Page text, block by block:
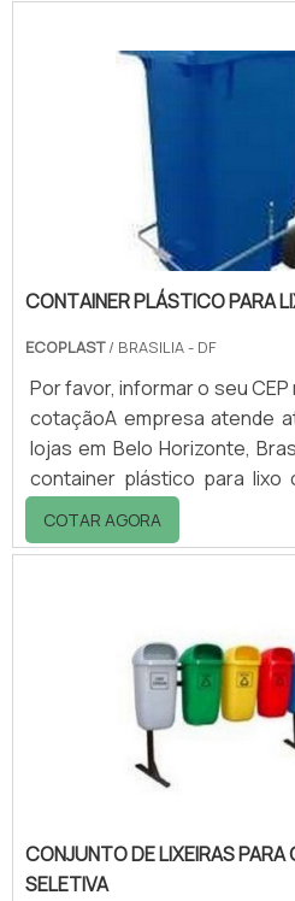
organizadas.Revestido
material para se fabricar
Ecoplast tem o cuidado com
de desenvolvimento até
cliente.O acessório pode
em alumínio ou em M.
CONTAINER PLÁSTICO PARA
ECOPLAST/ BRASILIA - DF
Por favor, informar o seu
cotaçãoA empresa atende
lojas em Belo Horizonte,
container plástico para lixo
lixeira com rodas,
acondicionamento e
contra ação dos raios UV,
durabilidade, redução
facilidade na higienização.
borracha maciça, po.
COTAR AGORA
CONJUNTO DE LIXEIRAS PARA
SELETIVA